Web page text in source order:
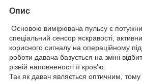
Опис
Основою вимірювача пульсу є
спеціальний сенсор яскравості,
корисного сигналу на операційному
роботи давача базується на зміні
різній наповненості її кров'ю.
Так як давач являється оптичним,